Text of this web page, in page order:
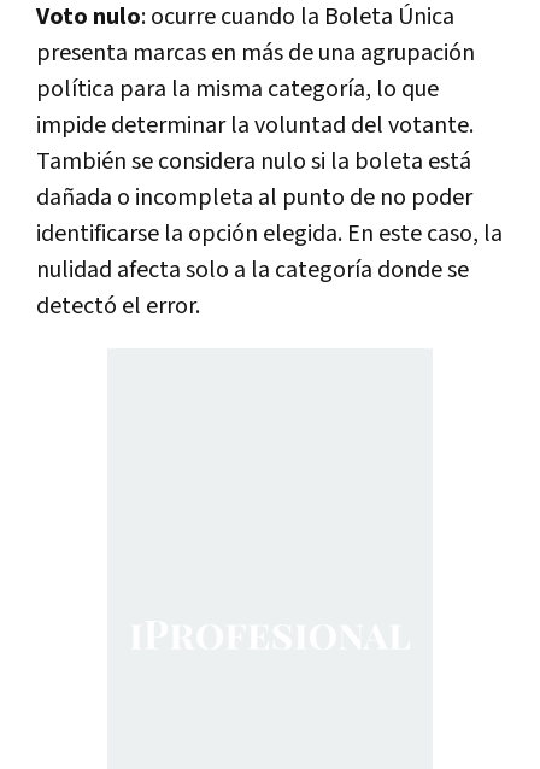
Voto nulo: ocurre cuando la Boleta Única
presenta marcas en más de una agrupación
política para la misma categoría, lo que
impide determinar la voluntad del votante.
También se considera nulo si la boleta está
dañada o incompleta al punto de no poder
identificarse la opción elegida. En este caso, la
nulidad afecta solo a la categoría donde se
detectó el error.